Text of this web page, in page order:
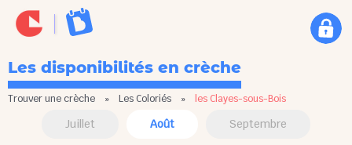
Les disponibilités en crèche
Trouver une crèche » Les Coloriés » les Clayes-sous-Bois
Juillet Août Septembre